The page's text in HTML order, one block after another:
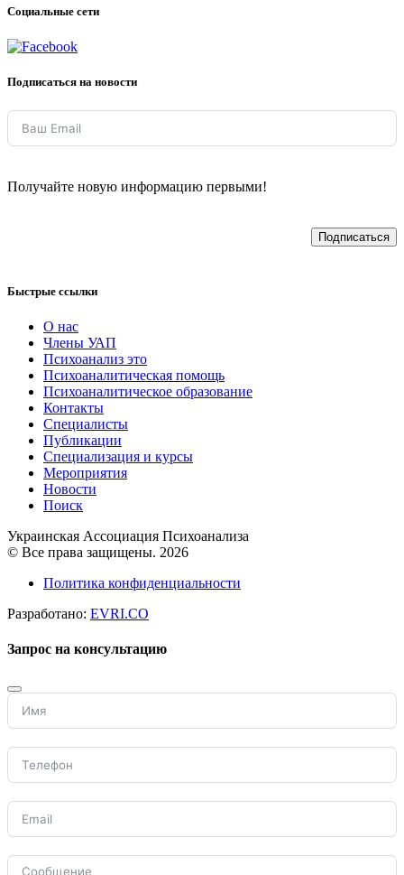
Социальные сети
Подписаться на новости
Получайте новую информацию первыми!
Подписаться
Быстрые ссылки
О нас
Члены УАП
Психоанализ это
Психоаналитическая помощь
Психоаналитическое образование
Контакты
Специалисты
Публикации
Специализация и курсы
Мероприятия
Новости
Поиск
Украинская Ассоциация Психоанализа
© Все права защищены. 2026
Политика конфиденциальности
Разработано: EVRI.CO
Запрос на консультацию